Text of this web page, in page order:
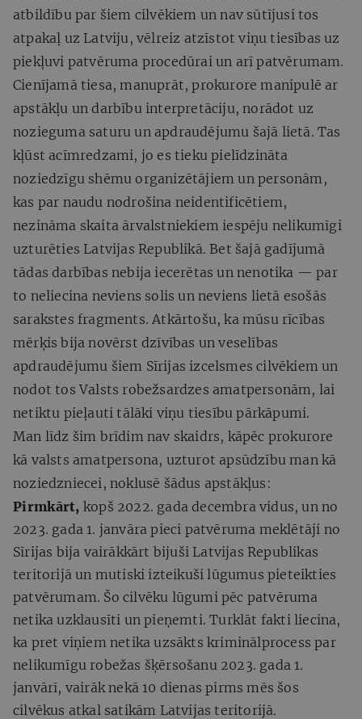
atbildību par šiem cilvēkiem un nav sūtījusi tos
atpakaļ uz Latviju, vēlreiz atzīstot viņu tiesības uz
piekļuvi patvēruma procedūrai un arī patvērumam.
Cienījamā tiesa, manuprāt, prokurore manipulē ar
apstākļu un darbību interpretāciju, norādot uz
nozieguma saturu un apdraudējumu šajā lietā. Tas
kļūst acīmredzami, jo es tieku pielīdzināta
noziedzīgu shēmu organizētājiem un personām,
kas par naudu nodrošina neidentificētiem,
nezināma skaita ārvalstniekiem iespēju nelikumīgi
uzturēties Latvijas Republikā. Bet šajā gadījumā
tādas darbības nebija iecerētas un nenotika — par
to neliecina neviens solis un neviens lietā esošās
sarakstes fragments. Atkārtošu, ka mūsu rīcības
mērķis bija novērst dzīvības un veselības
apdraudējumu šiem Sīrijas izcelsmes cilvēkiem un
nodot tos Valsts robežsardzes amatpersonām, lai
netiktu pieļauti tālāki viņu tiesību pārkāpumi.
Man līdz šim brīdim nav skaidrs, kāpēc prokurore
kā valsts amatpersona, uzturot apsūdzību man kā
noziedzniecei, noklusē šādus apstākļus:
Pirmkārt, kopš 2022. gada decembra vidus, un no
2023. gada 1. janvāra pieci patvēruma meklētāji no
Sīrijas bija vairākkārt bijuši Latvijas Republikas
teritorijā un mutiski izteikuši lūgumus pieteikties
patvērumam. Šo cilvēku lūgumi pēc patvēruma
netika uzklausīti un pieņemti. Turklāt fakti liecina,
ka pret viņiem netika uzsākts kriminālprocess par
nelikumīgu robežas šķērsošanu 2023. gada 1.
janvārī, vairāk nekā 10 dienas pirms mēs šos
cilvēkus atkal satikām Latvijas teritorijā.